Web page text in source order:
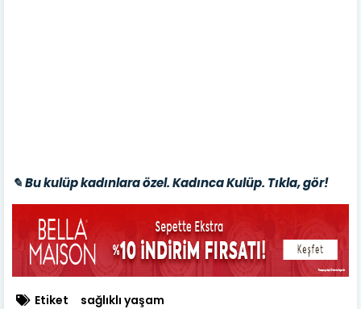
✎ Bu kulüp kadınlara özel. Kadınca Kulüp. Tıkla, gör!
Etiket sağlıklı yaşam